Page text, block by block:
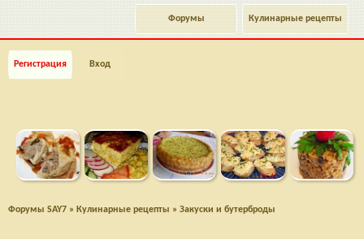
Кулинарные рецепты
Форумы
Регистрация Вход
Форумы SAY7 » Кулинарные рецепты » Закуски и бутерброды